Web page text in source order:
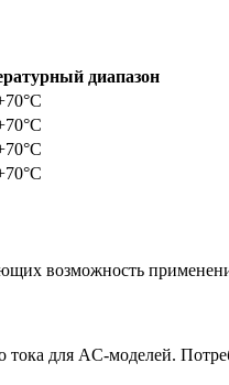
диапазон
возможность
для AC-моделей.